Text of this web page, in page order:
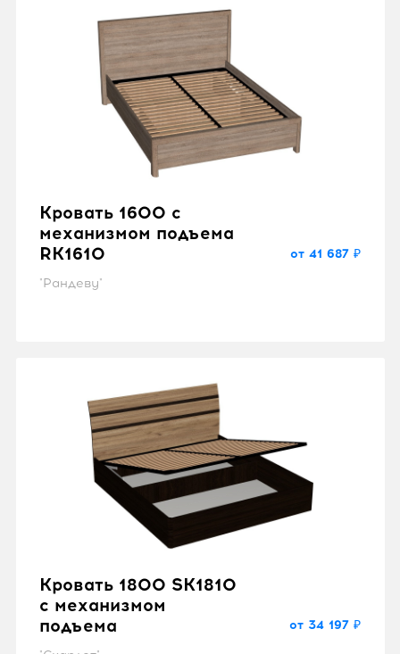
Кровать 1600 с
механизмом подъема
RK1610
"Рандеву"
от 41 687 ₽
Кровать 1800 SK1810
с механизмом
подъема
от 34 197 ₽